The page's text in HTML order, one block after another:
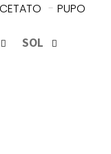
SOL
- PUPO